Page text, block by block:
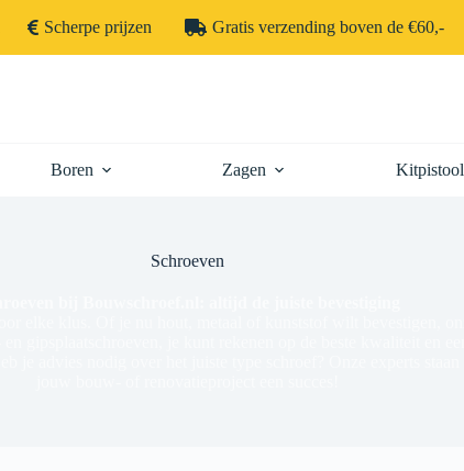
Scherpe prijzen Gratis verzending boven de €60,-
Boren Zagen Kitpistool
Schroeven